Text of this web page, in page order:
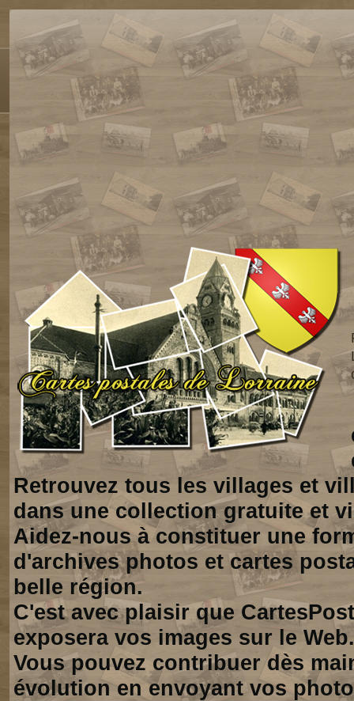
Retrouvez tous les villages et
dans une collection gratuite et
Aidez-nous à constituer une
d'archives photos et cartes
belle région.
C'est avec plaisir que
exposera vos images sur le Web.
Vous pouvez contribuer dès
évolution en envoyant vos